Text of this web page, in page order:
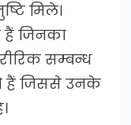
मिले।
जिनका
सम्बन्ध
हैं जिससे उनके